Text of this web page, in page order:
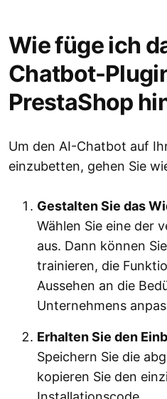
Wie füge ich
Chatbot-
PrestaShop
Um den AI-Chatbot auf
einzubetten, gehen Sie
Gestalten Sie das
Wählen Sie eine der
aus. Dann können
trainieren, die
Aussehen an die
Unternehmens
Erhalten Sie den
Speichern Sie die
kopieren Sie den